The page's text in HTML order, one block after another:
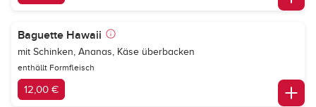
Baguette Hawaii
mit Schinken, Ananas, Käse überbacken
enthällt Formfleisch
12,00 €